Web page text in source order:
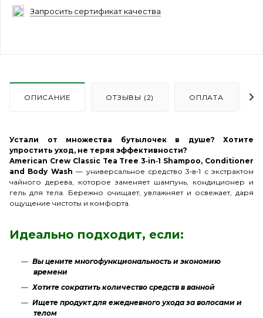
Запросить сертификат качества
ОПИСАНИЕ ОТЗЫВЫ (2) ОПЛАТА
Устали от множества бутылочек в душе? Хотите
упростить уход, не теряя эффективности?
American Crew Classic Tea Tree 3‑in‑1 Shampoo, Conditioner
and Body Wash — универсальное средство 3‑в‑1 с экстрактом
чайного дерева, которое заменяет шампунь, кондиционер и
гель для тела. Бережно очищает, увлажняет и освежает, даря
ощущение чистоты и комфорта.
Идеально подходит, если:
Вы цените многофункциональность и экономию
времени
Хотите сократить количество средств в ванной
Ищете продукт для ежедневного ухода за волосами и
телом